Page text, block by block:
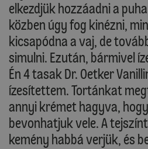
elkezdjük hozzáadni a
közben úgy fog kinézni,
kicsapódna a vaj, de
simulni. Ezután, bármivel
Én 4 tasak Dr. Oetker
ízesítettem. Tortánkat
annyi krémet hagyva,
bevonhatjuk vele. A
kemény habbá verjük, és